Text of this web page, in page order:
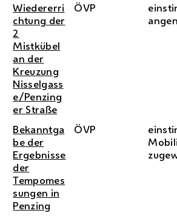
Wiedererri
chtung der
2
Mistkübel
an der
Kreuzung
Nisselgass
e/Penzing
er Straße
ÖVP
Bekanntga
be der
Ergebnisse
der
Tempomes
sungen in
Penzing
ÖVP